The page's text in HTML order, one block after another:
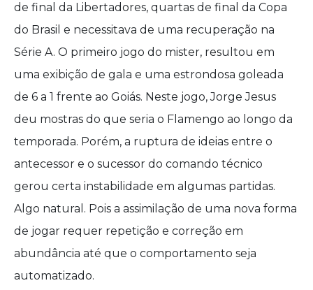
de final da Libertadores, quartas de final da Copa
do Brasil e necessitava de uma recuperação na
Série A. O primeiro jogo do mister, resultou em
uma exibição de gala e uma estrondosa goleada
de 6 a 1 frente ao Goiás. Neste jogo, Jorge Jesus
deu mostras do que seria o Flamengo ao longo da
temporada. Porém, a ruptura de ideias entre o
antecessor e o sucessor do comando técnico
gerou certa instabilidade em algumas partidas.
Algo natural. Pois a assimilação de uma nova forma
de jogar requer repetição e correção em
abundância até que o comportamento seja
automatizado.